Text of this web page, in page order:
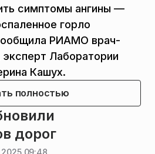
симптомы ангины —
горло
РИАМО врач-
эксперт Лаборатории
Кашух.
полностью
дорог